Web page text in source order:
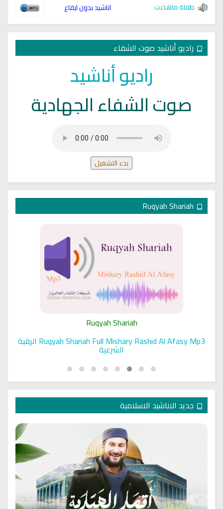
طفلة ماهذبت اناشيد بدون ايقاع
راديو أناشيد صوت الشفاء
راديو أناشيد
صوت الشفاء الجهادية
بدء التشغيل
Ruqyah Shariah
Ruqyah Shariah Full Mishary Rashid Al Afasy Mp3 الرقية
الشرعية
جديد الاناشيد الاسلامية